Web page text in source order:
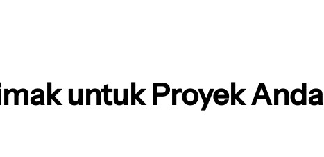
untuk Proyek Anda